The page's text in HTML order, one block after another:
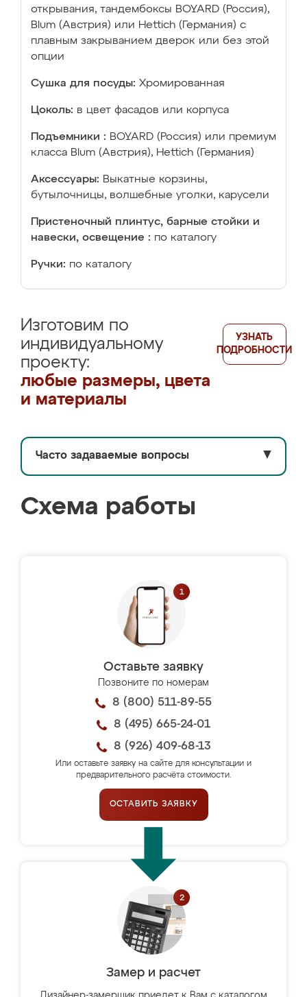
открывания, тандембоксы BOYARD (Россия),
Blum (Австрия) или Hettich (Германия) с
плавным закрыванием дверок или без этой
опции
Сушка для посуды: Хромированная
Цоколь: в цвет фасадов или корпуса
Подъемники : BOYARD (Россия) или премиум
класса Blum (Австрия), Hettich (Германия)
Аксессуары: Выкатные корзины,
бутылочницы, волшебные уголки, карусели
Пристеночный плинтус, барные стойки и
навески, освещение : по каталогу
Ручки: по каталогу
Изготовим по
индивидуальному
проекту:
любые размеры, цвета
и материалы
УЗНАТЬ
ПОДРОБНОСТИ
Часто задаваемые вопросы ▼
Схема работы
Оставьте заявку
Позвоните по номерам
8 (800) 511-89-55
8 (495) 665-24-01
8 (926) 409-68-13
Или оставьте заявку на сайте для консультации и
предварительного расчёта стоимости.
ОСТАВИТЬ ЗАЯВКУ
Замер и расчет